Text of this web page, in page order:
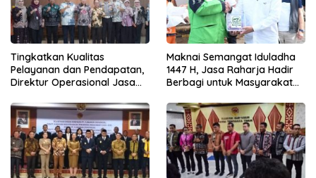
Tingkatkan Kualitas
Pelayanan dan Pendapatan,
Direktur Operasional Jasa
di Lampung dan Tinjau
Samsat Rajabasa
Maknai Semangat Iduladha
1447 H, Jasa Raharja Hadir
Berbagi untuk Masyarakat
Daging Kurban